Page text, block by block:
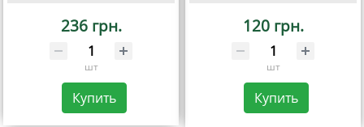
236 грн.
шт
Купить
120 грн.
шт
Купить